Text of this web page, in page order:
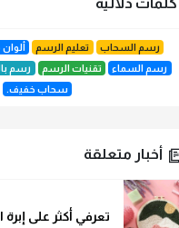
كلمات دلالية
رسم السحاب تعليم الرسم
رسم السماء
تقنيات الرسم رسم
سحاب خفيف.
أخبار متعلقة
تعرفي أكثر على